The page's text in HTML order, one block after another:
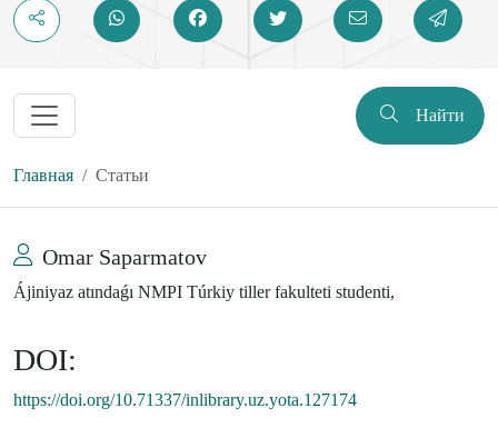
Найти
Главная Статьи
Omar Saparmatov
Ájiniyaz atındaǵı NMPI Túrkiy tiller fakulteti studenti,
DOI:
https://doi.org/10.71337/inlibrary.uz.yota.127174